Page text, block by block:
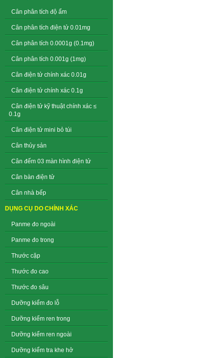
Cân phân tích độ ẩm
Cân phân tích điện tử 0.01mg
Cân phân tích 0.0001g (0.1mg)
Cân phân tích 0.001g (1mg)
Cân điện tử chính xác 0.01g
Cân điện tử chính xác 0.1g
Cân điện tử kỹ thuật chính xác ≤
0.1g
Cân điện tử mini bỏ túi
Cân thủy sản
Cân đếm 03 màn hình điện tử
Cân bàn điện tử
Cân nhà bếp
DỤNG CỤ DO CHÍNH XÁC
Panme đo ngoài
Panme đo trong
Thước cặp
Thước đo cao
Thước đo sâu
Dưỡng kiểm đo lỗ
Dưỡng kiểm ren trong
Dưỡng kiểm ren ngoài
Dưỡng kiểm tra khe hở